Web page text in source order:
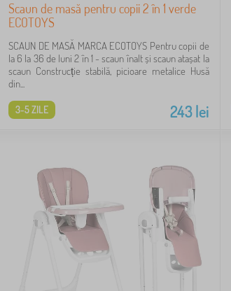
Scaun de masă pentru copii 2 în 1 verde
ECOTOYS
SCAUN DE MASĂ MARCA ECOTOYS Pentru copii de
la 6 la 36 de luni 2 în 1 - scaun înalt și scaun atașat la
scaun Construcție stabilă, picioare metalice Husă
din...
243lei
3-5 ZILE